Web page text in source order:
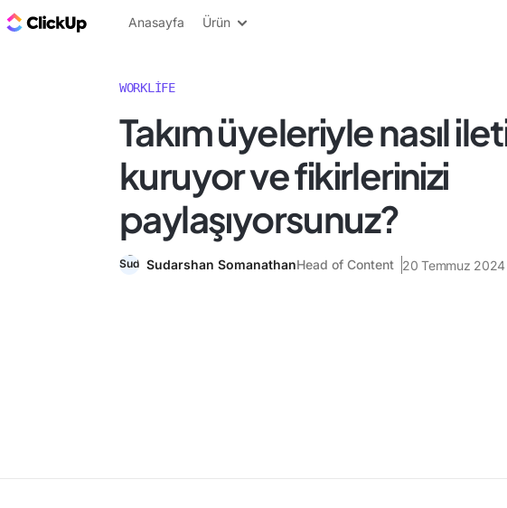
ClickUp Blog
Anasayfa Ürün
WORKLIFE
Takım üyeleriyle nasıl
kuruyor ve fikirlerinizi
paylaşıyorsunuz?
Sudarshan SomanathanHead of Content 20 Temmuz 2024